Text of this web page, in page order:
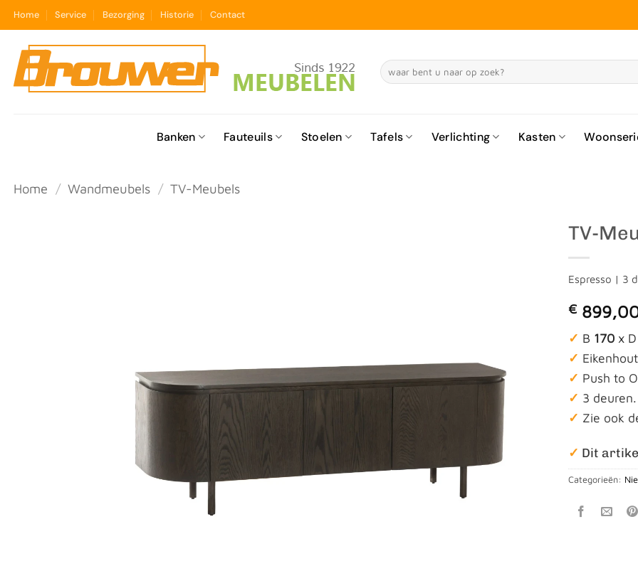
inhoud
Home Service Bezorging Historie Contact
Zoeken
naar:
Banken Fauteuils Stoelen Tafels Verlichting Kasten
Home / Wandmeubels / TV-Meubels
TV-
Espresso | 3
€
✓ B 170 x
✓
✓ Push to
✓ 3 deuren.
✓ Zie ook
✓ Dit
Categorieën: